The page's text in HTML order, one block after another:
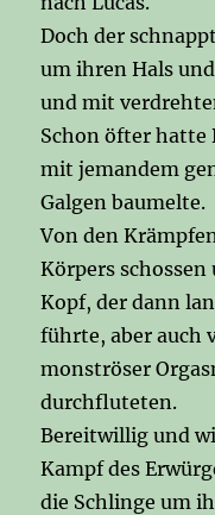
Doch der
um ihren Hals
und mit
Schon öfter hatte
mit jemandem
Galgen baumelte.
Von den
Körpers
Kopf, der dann
führte, aber auch
monströser
durchfluteten.
Bereitwillig und
Kampf des
die Schlinge um